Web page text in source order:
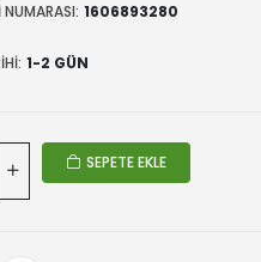
1606893280
1-2 GÜN
SEPETE EKLE